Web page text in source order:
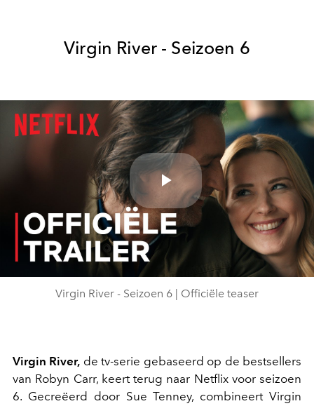
Virgin River - Seizoen 6
Play
Video
Virgin River - Seizoen 6 | Officiële teaser
Virgin River, de tv-serie gebaseerd op de bestsellers
van Robyn Carr, keert terug naar Netflix voor seizoen
6. Gecreëerd door Sue Tenney, combineert Virgin